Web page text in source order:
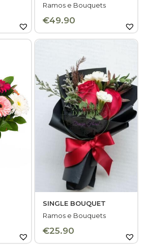
Ramos e Bouquets
€49.90
SINGLE BOUQUET
Ramos e Bouquets
€25.90